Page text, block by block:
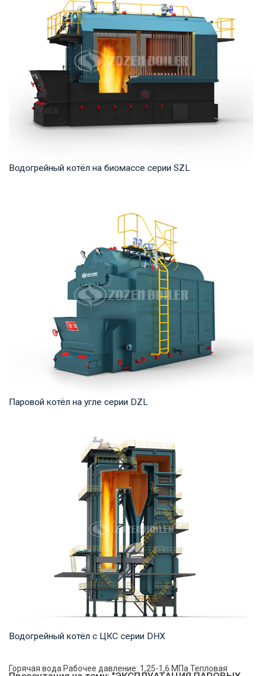
Водогрейный котёл на биомассе серии SZL
мощность продукта: 2,8-29 МВт Температура...
Паровой котёл на угле серии DZL
продукта: 2–20 т/ч Температура на выходе: ...
Водогрейный котёл с ЦКС серии DHX
Горячая вода Рабочее давление: 1,25-1,6 МПа Тепловая